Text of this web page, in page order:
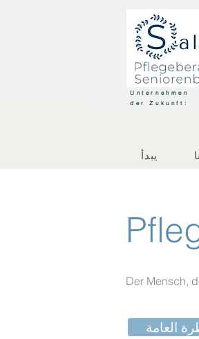
Unternehmen
der Zukunft:
يبدأ
Der Mensch,
العامة